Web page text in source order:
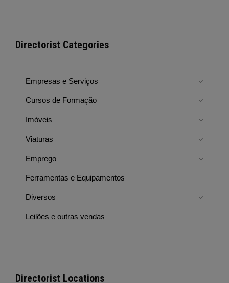
Directorist Categories
Empresas e Serviços
Cursos de Formação
Imóveis
Viaturas
Emprego
Ferramentas e Equipamentos
Diversos
Leilões e outras vendas
Directorist Locations